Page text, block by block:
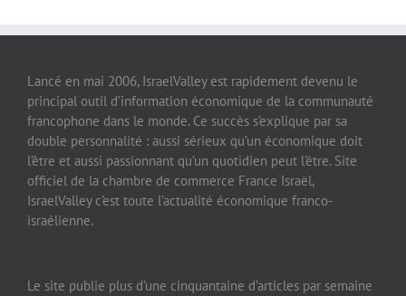
Lancé en mai 2006, IsraelValley est rapidement devenu le
principal outil d’information économique de la communauté
francophone dans le monde. Ce succès s’explique par sa
double personnalité : aussi sérieux qu’un économique doit
l’être et aussi passionnant qu’un quotidien peut l’être. Site
officiel de la chambre de commerce France Israël,
IsraelValley c’est toute l’actualité économique franco-
israélienne.
Le site publie plus d’une cinquantaine d’articles par semaine